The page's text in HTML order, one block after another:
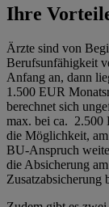
Ihre
Ärzte sind von
Berufsunfähigkeit
Anfang an, dann
1.500 EUR
berechnet sich
max. bei ca. 2.500
die Möglichkeit,
BU-Anspruch
die Absicherung
Zusatzabsicherung